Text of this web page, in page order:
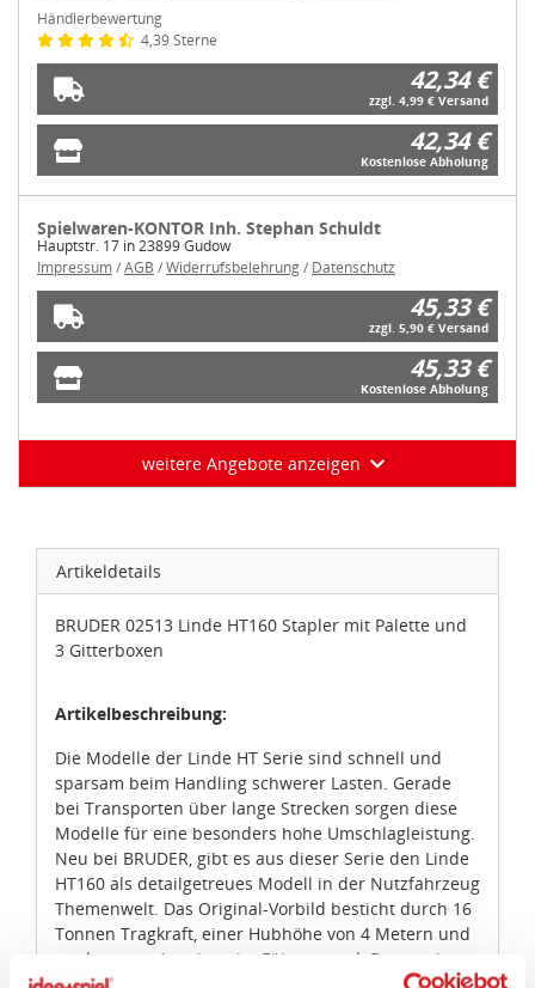
Händlerbewertung
4,39 Sterne
42,34 €
zzgl. 4,99 € Versand
42,34 €
Kostenlose Abholung
Spielwaren-KONTOR Inh. Stephan Schuldt
Hauptstr. 17 in 23899 Gudow
Impressum/AGB /Widerrufsbelehrung/ Datenschutz
45,33 €
zzgl. 5,90 € Versand
45,33 €
Kostenlose Abholung
weitere Angebote anzeigen
Artikeldetails
BRUDER 02513 Linde HT160 Stapler mit Palette und
3 Gitterboxen
Artikelbeschreibung:
Die Modelle der Linde HT Serie sind schnell und
sparsam beim Handling schwerer Lasten. Gerade
bei Transporten über lange Strecken sorgen diese
Modelle für eine besonders hohe Umschlagleistung.
Neu bei BRUDER, gibt es aus dieser Serie den Linde
HT160 als detailgetreues Modell in der Nutzfahrzeug
Themenwelt. Das Original-Vorbild besticht durch 16
Tonnen Tragkraft, einer Hubhöhe von 4 Metern und
modernsten Anzeigen im Führerstand. Dem steht